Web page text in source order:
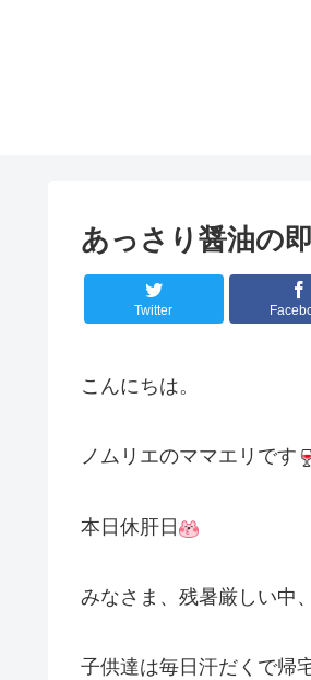
あっさり醤油の
Twitter
こんにちは。
ノムリエのママエリです
本日休肝日
みなさま、残暑厳しい中
子供達は毎日汗だくで帰